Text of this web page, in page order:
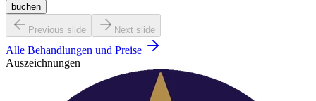
buchen
Previous slide Next slide
Alle Behandlungen und Preise
Auszeichnungen